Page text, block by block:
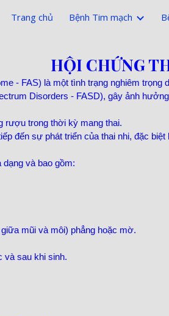
Skip to main content
Trang chủ Bệnh Tim mạch
HỘI CHỨNG
- FAS) là một tình trạng nghiêm
Disorders - FASD), gây ảnh
rượu trong thời kỳ mang thai.
đến sự phát triển của thai nhi, đặc
và bao gồm:
mũi và môi) phẳng hoặc mờ.
và sau khi sinh.